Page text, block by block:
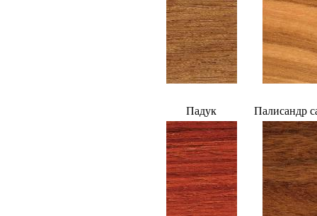
Падук Палисандр